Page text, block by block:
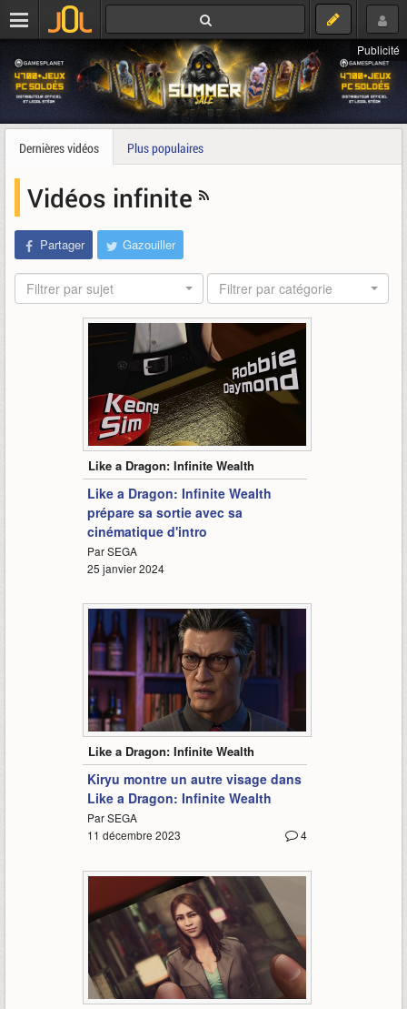
Publicité
Dernières vidéos Plus populaires
Vidéos infinite
Partager Gazouiller
Filtrer par sujet Filtrer par catégorie
Like a Dragon: Infinite Wealth
Like a Dragon: Infinite Wealth
prépare sa sortie avec sa
cinématique d'intro
Par SEGA
25 janvier 2024
3:27
Like a Dragon: Infinite Wealth
Kiryu montre un autre visage dans
Like a Dragon: Infinite Wealth
Par SEGA
4
11 décembre 2023
1:32